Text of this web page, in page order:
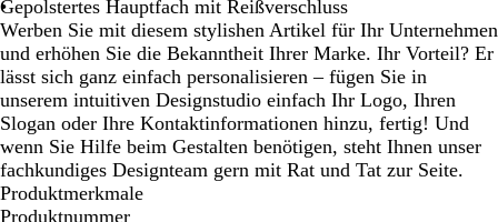
i
e
r
t
Gepolstertes Hauptfach mit Reißverschluss
Werben Sie mit diesem stylishen Artikel für Ihr Unternehmen
und erhöhen Sie die Bekanntheit Ihrer Marke. Ihr Vorteil? Er
lässt sich ganz einfach personalisieren – fügen Sie in
unserem intuitiven Designstudio einfach Ihr Logo, Ihren
Slogan oder Ihre Kontaktinformationen hinzu, fertig! Und
wenn Sie Hilfe beim Gestalten benötigen, steht Ihnen unser
fachkundiges Designteam gern mit Rat und Tat zur Seite.
Produktmerkmale
Produktnummer